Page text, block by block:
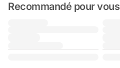
Recommandé pour vous